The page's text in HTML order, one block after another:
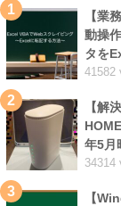
1
【業
動操
タを
41582
2
【解
年5月
34314
3
【